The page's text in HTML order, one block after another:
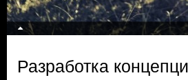
Разработка